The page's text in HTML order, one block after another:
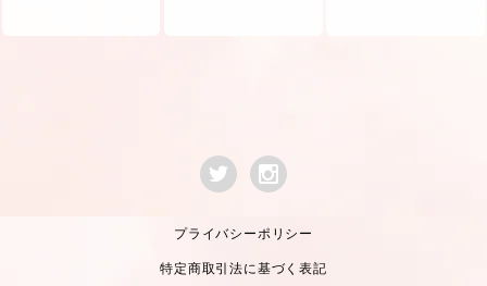
プライバシーポリシー
特定商取引法に基づく表記